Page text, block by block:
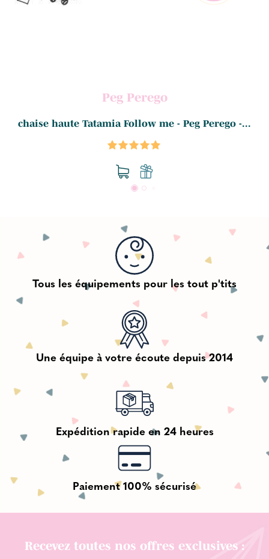
Peg Perego
chaise haute Tatamia Follow me - Peg Perego -...
Tous les équipements pour les tout p'tits
Une équipe à votre écoute depuis 2014
Expédition rapide en 24 heures
Paiement 100% sécurisé
Recevez toutes nos offres exclusives :